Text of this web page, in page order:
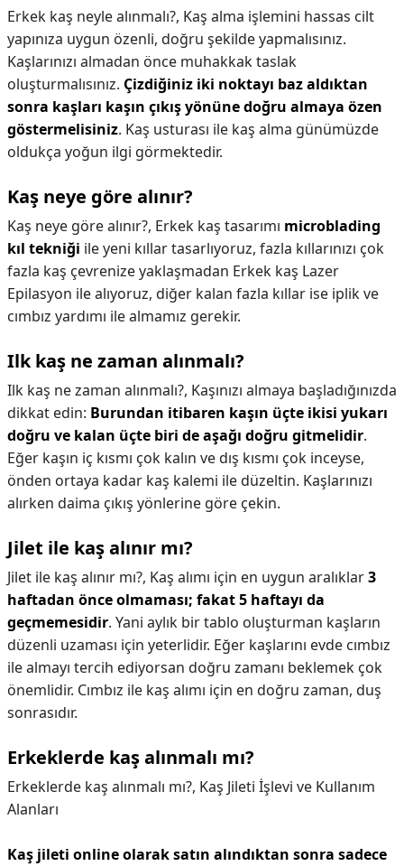
Erkek kaş neyle alınmalı?, Kaş alma işlemini hassas cilt
yapınıza uygun özenli, doğru şekilde yapmalısınız.
Kaşlarınızı almadan önce muhakkak taslak
oluşturmalısınız. Çizdiğiniz iki noktayı baz aldıktan
sonra kaşları kaşın çıkış yönüne doğru almaya özen
göstermelisiniz. Kaş usturası ile kaş alma günümüzde
oldukça yoğun ilgi görmektedir.
Kaş neye göre alınır?
Kaş neye göre alınır?, Erkek kaş tasarımı microblading
kıl tekniği ile yeni kıllar tasarlıyoruz, fazla kıllarınızı çok
fazla kaş çevrenize yaklaşmadan Erkek kaş Lazer
Epilasyon ile alıyoruz, diğer kalan fazla kıllar ise iplik ve
cımbız yardımı ile almamız gerekir.
Ilk kaş ne zaman alınmalı?
Ilk kaş ne zaman alınmalı?, Kaşınızı almaya başladığınızda
dikkat edin: Burundan itibaren kaşın üçte ikisi yukarı
doğru ve kalan üçte biri de aşağı doğru gitmelidir.
Eğer kaşın iç kısmı çok kalın ve dış kısmı çok inceyse,
önden ortaya kadar kaş kalemi ile düzeltin. Kaşlarınızı
alırken daima çıkış yönlerine göre çekin.
Jilet ile kaş alınır mı?
Jilet ile kaş alınır mı?, Kaş alımı için en uygun aralıklar3
haftadan önce olmaması; fakat 5 haftayı da
geçmemesidir. Yani aylık bir tablo oluşturman kaşların
düzenli uzaması için yeterlidir. Eğer kaşlarını evde cımbız
ile almayı tercih ediyorsan doğru zamanı beklemek çok
önemlidir. Cımbız ile kaş alımı için en doğru zaman, duş
sonrasıdır.
Erkeklerde kaş alınmalı mı?
Erkeklerde kaş alınmalı mı?, Kaş Jileti İşlevi ve Kullanım
Alanları
Kaş jileti online olarak satın alındıktan sonra sadece